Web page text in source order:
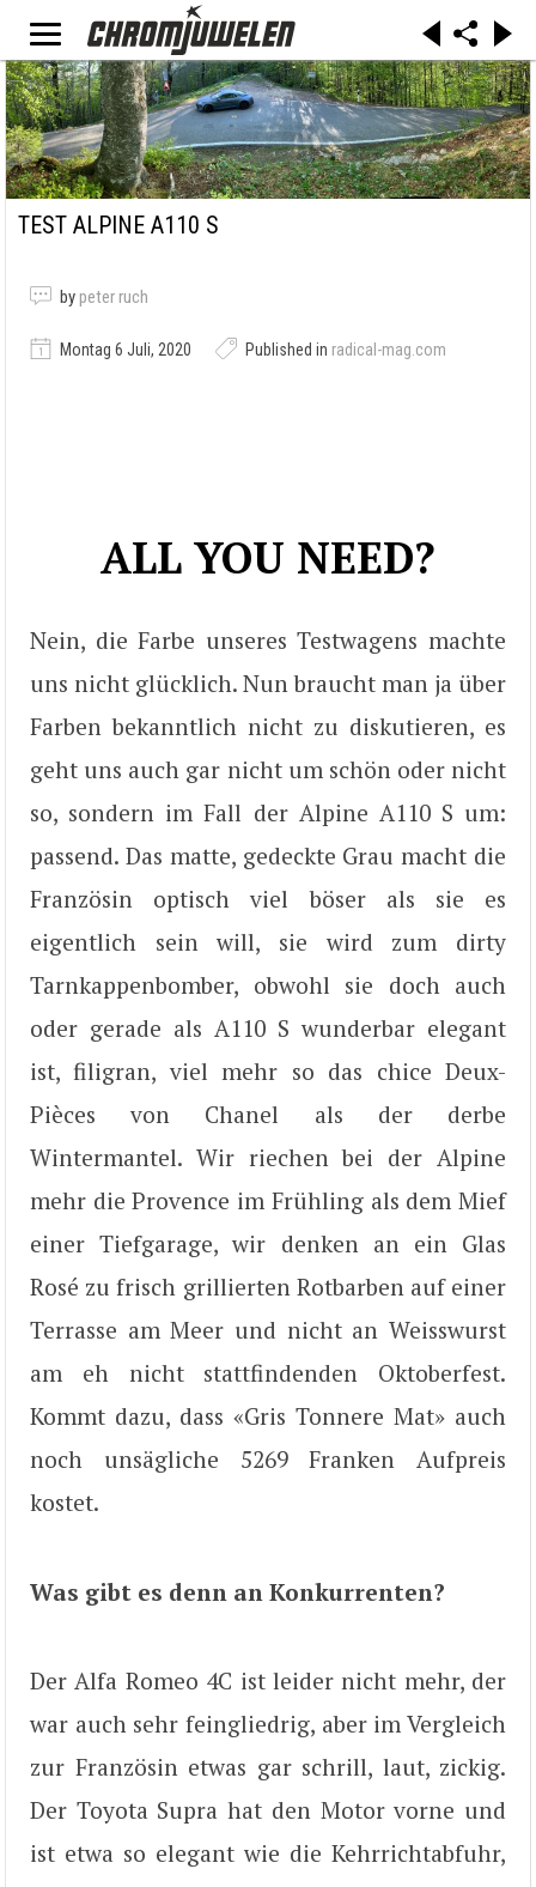
TEST ALPINE A110 S
by peter ruch
Montag 6 Juli, 2020 Published in radical-mag.com
ALL YOU NEED?
Nein, die Farbe unseres Testwagens machte
uns nicht glücklich. Nun braucht man ja über
Farben bekanntlich nicht zu diskutieren, es
geht uns auch gar nicht um schön oder nicht
so, sondern im Fall der Alpine A110 S um:
passend. Das matte, gedeckte Grau macht die
Französin optisch viel böser als sie es
eigentlich sein will, sie wird zum dirty
Tarnkappenbomber, obwohl sie doch auch
oder gerade als A110 S wunderbar elegant
ist, filigran, viel mehr so das chice Deux-
Pièces von Chanel als der derbe
Wintermantel. Wir riechen bei der Alpine
mehr die Provence im Frühling als dem Mief
einer Tiefgarage, wir denken an ein Glas
Rosé zu frisch grillierten Rotbarben auf einer
Terrasse am Meer und nicht an Weisswurst
am eh nicht stattfindenden Oktoberfest.
Kommt dazu, dass «Gris Tonnere Mat» auch
noch unsägliche 5269 Franken Aufpreis
kostet.
Was gibt es denn an Konkurrenten?
Der Alfa Romeo 4C ist leider nicht mehr, der
war auch sehr feingliedrig, aber im Vergleich
zur Französin etwas gar schrill, laut, zickig.
Der Toyota Supra hat den Motor vorne und
ist etwa so elegant wie die Kehrrichtabfuhr,